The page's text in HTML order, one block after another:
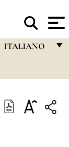
ITALIANO
ITALIANO